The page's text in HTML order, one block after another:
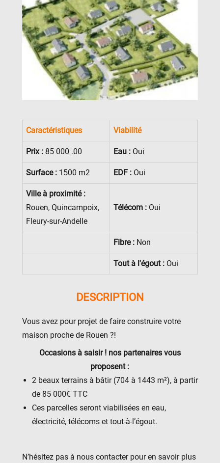
Caractéristiques Viabilité
Prix :85 000 .00 Eau :Oui
Surface : 1500 m2 EDF :Oui
Ville à proximité :
Rouen, Quincampoix,
Fleury-sur-Andelle
Télécom : Oui
Fibre : Non
Tout à l'égout : Oui
DESCRIPTION
Vous avez pour projet de faire construire votre
maison proche de Rouen ?!
Occasions à saisir ! nos partenaires vous
proposent :
2 beaux terrains à bâtir (704 à 1443 m²), à partir
de 85 000€ TTC
Ces parcelles seront viabilisées en eau,
électricité, télécoms et tout-à-l’égout.
N’hésitez pas à nous contacter pour en savoir plus